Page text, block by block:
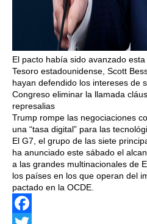
El pacto había sido avanzado
Tesoro estadounidense, Scott
hayan defendido los intereses de
Congreso eliminar la llamada
represalias
Trump rompe las negociaciones
una “tasa digital” para las
El G7, el grupo de las siete
ha anunciado este sábado el
a las grandes multinacionales de
los países en los que operan del
pactado en la OCDE.